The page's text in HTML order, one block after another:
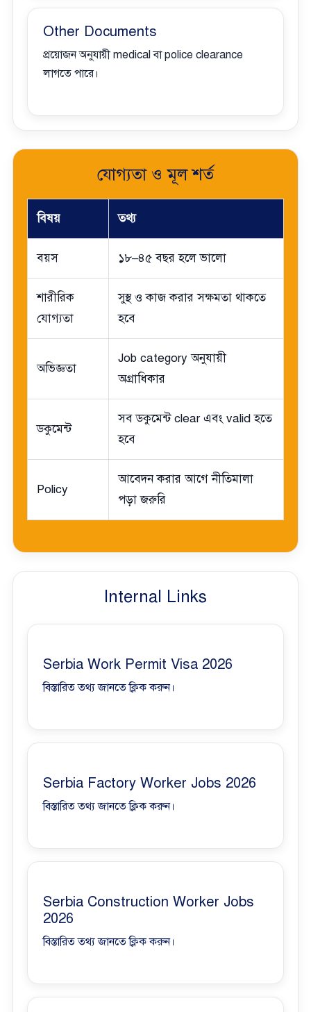
Other Documents
প্রয়োজন অনুযায়ী medical বা police clearance
লাগতে পারে।
যোগ্যতা ও মূল শর্ত
বিষয় তথ্য
বয়স ১৮–৪৫ বছর হলে ভালো
শারীরিক
যোগ্যতা
সুস্থ ও কাজ করার সক্ষমতা থাকতে
হবে
অভিজ্ঞতা
Job category অনুযায়ী
অগ্রাধিকার
ডকুমেন্ট
সব ডকুমেন্ট clear এবং valid হতে
হবে
Policy
আবেদন করার আগে নীতিমালা
পড়া জরুরি
Internal Links
Serbia Work Permit Visa 2026
বিস্তারিত তথ্য জানতে ক্লিক করুন।
Serbia Factory Worker Jobs 2026
বিস্তারিত তথ্য জানতে ক্লিক করুন।
Serbia Construction Worker Jobs
2026
বিস্তারিত তথ্য জানতে ক্লিক করুন।